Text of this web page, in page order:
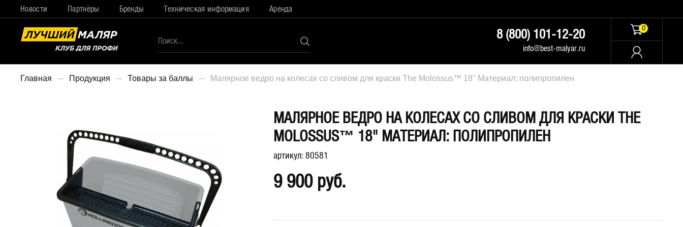
Новости Партнёры Бренды Техническая информация Аренда
8 (800) 101-12-20
info@best-malyar.ru
0
Главная Продукция Товары за баллы Малярное ведро на колесах со сливом для краски The Molossus™ 18" Материал: полипропилен
МАЛЯРНОЕ ВЕДРО НА КОЛЕСАХ СО СЛИВОМ ДЛЯ КРАСКИ THE
MOLOSSUS™ 18" МАТЕРИАЛ: ПОЛИПРОПИЛЕН
артикул: 80581
9 900 руб.